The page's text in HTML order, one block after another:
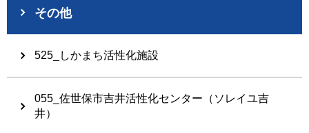
その他
525_しかまち活性化施設
055_佐世保市吉井活性化センター（ソレイユ吉
井）